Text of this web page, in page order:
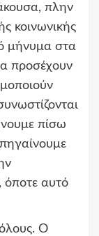
πλην
κοινωνικής
μήνυμα στα
προσέχουν
πίσω
αυτό
Ο